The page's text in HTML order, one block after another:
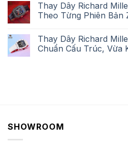
Thay Dây Richard
Theo Từng Phiên Bản
Thay Dây Richard
Chuẩn Cấu Trúc, Vừa
SHOWROOM